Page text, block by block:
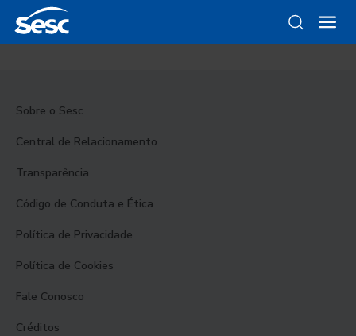
Sobre o Sesc
Central de Relacionamento
Transparência
Código de Conduta e Ética
Política de Privacidade
Política de Cookies
Fale Conosco
Créditos